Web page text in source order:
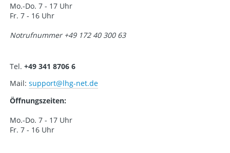
Mo.-Do. 7 - 17 Uhr
Fr. 7 - 16 Uhr
Notrufnummer +49 172 40 300 63
Tel. +49 341 8706 6
Mail: support@lhg-net.de
Öffnungszeiten:
Mo.-Do. 7 - 17 Uhr
Fr. 7 - 16 Uhr